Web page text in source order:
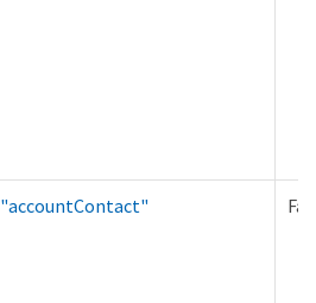
"accountContact"